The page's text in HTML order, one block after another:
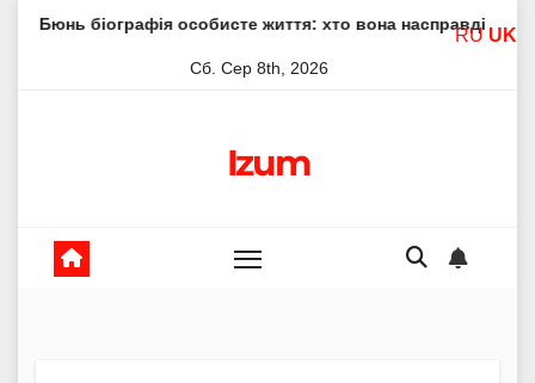
особисте життя: хто вона насправді Елена
Сб. Сер 8th, 2026
Izum
RU UK